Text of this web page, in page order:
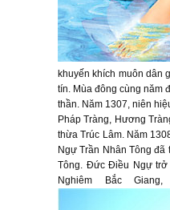
khuyến khích muôn dân
tín. Mùa đông cùng năm
thần. Năm 1307, niên
Pháp Tràng, Hương
thừa Trúc Lâm. Năm
Ngự Trần Nhân Tông
Tông. Đức Điều Ngự trở
Nghiêm Bắc